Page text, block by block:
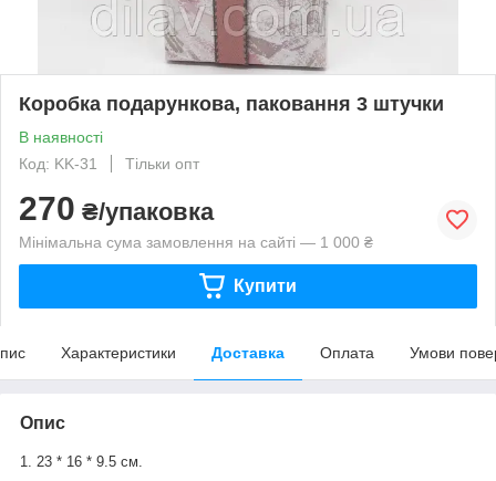
Коробка подарункова, паковання 3 штучки
В наявності
Код: KK-31
Тільки опт
270 ₴/упаковка
Мінімальна сума замовлення на сайті — 1 000 ₴
Купити
Характеристики Доставка Оплата Умови
Опис
1. 23 * 16 * 9.5 см.